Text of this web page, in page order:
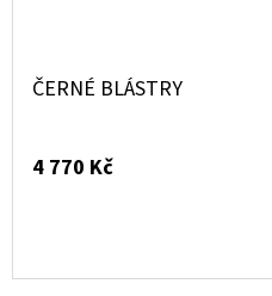
ČERNÉ BLÁSTRY
4 770 Kč